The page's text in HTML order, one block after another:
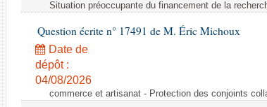
Situation préoccupante du financement de la
Question écrite n° 17491 de M. Éric Michoux
Date de
dépôt :
04/08/2026
commerce et artisanat - Protection des conjoints